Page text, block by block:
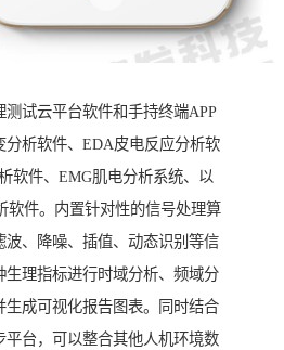
测试云平台软件和手持终端APP
分析软件、EDA皮电反应分析软
软件、EMG肌电分析系统、以
软件。内置针对性的信号处理算
波、降噪、插值、动态识别等信
生理指标进行时域分析、频域分
生成可视化报告图表。同时结合
平台，可以整合其他人机环境数